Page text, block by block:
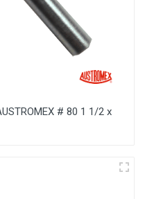
# 80 1 1/2 x